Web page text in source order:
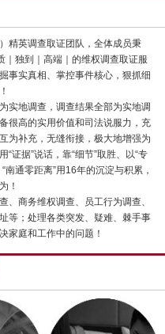
精英调查取证团队，全体成员秉
｜独到｜高端｜的维权调查取证服
事实真相、掌控事件核心，狠抓细
实地调查，调查结果全部为实地调
很高的实用价值和司法说服力，充
为补充，无缝衔接，极大地增强为
证据”说话，靠“细节”取胜、以“专
通零距离”用16年的沉淀与积累，
！
、商务维权调查、员工行为调查、
等；处理各类突发、疑难、棘手事
家庭和工作中的问题！